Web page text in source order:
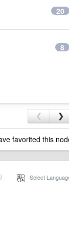
20
8
❮ ❯
favorited this
Select